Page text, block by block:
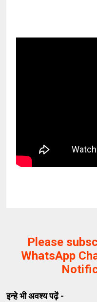
Please
WhatsApp
इन्हे भी अवश्य पढ़ें -